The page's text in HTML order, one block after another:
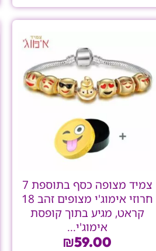
צמיד מצופה כסף בתוספת 7
חרוזי אימוג'י מצופים זהב 18
קראט, מגיע בתוך קופסת
אימוג'י...
₪59.00